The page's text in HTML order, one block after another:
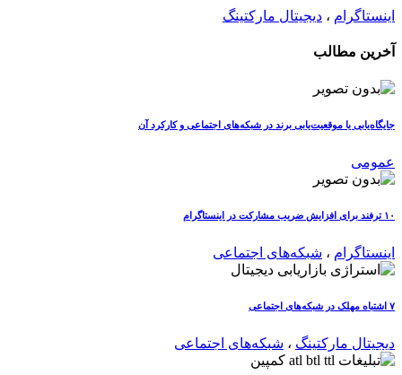
اینستاگرام ، دیجیتال مارکتینگ
آخرین مطالب
جایگاه‌یابی یا موقعیت‌یابی برند در شبکه‌های اجتماعی و کارکرد آن
عمومی
۱۰ ترفند برای افزایش ضریب مشارکت در اینستاگرام
اینستاگرام ، شبکه‌های اجتماعی
۷ اشتباه مهلک در شبکه‌های اجتماعی
دیجیتال مارکتینگ ، شبکه‌های اجتماعی